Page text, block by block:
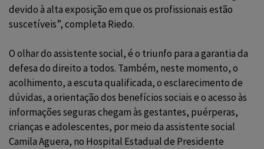
devido à alta exposição em que os profissionais estão
suscetíveis”, completa Riedo.
O olhar do assistente social, é o triunfo para a garantia da
defesa do direito a todos. Também, neste momento, o
acolhimento, a escuta qualificada, o esclarecimento de
dúvidas, a orientação dos benefícios sociais e o acesso às
informações seguras chegam às gestantes, puérperas,
crianças e adolescentes, por meio da assistente social
Camila Aguera, no Hospital Estadual de Presidente